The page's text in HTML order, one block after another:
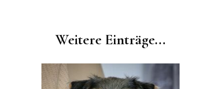
Weitere Einträge...